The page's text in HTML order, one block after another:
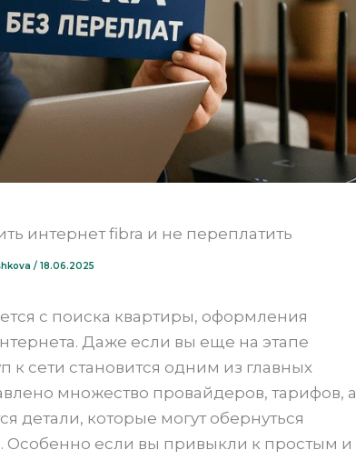
интернет fibra и не переплатить
/ 18.06.2025
с поиска квартиры, оформления
Даже если вы еще на этапе
сети становится одним из главных
множество провайдеров, тарифов, а
которые могут обернуться
если вы привыкли к простым и